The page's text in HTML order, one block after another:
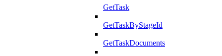
GetTask
GetTaskByStageId
GetTaskDocuments